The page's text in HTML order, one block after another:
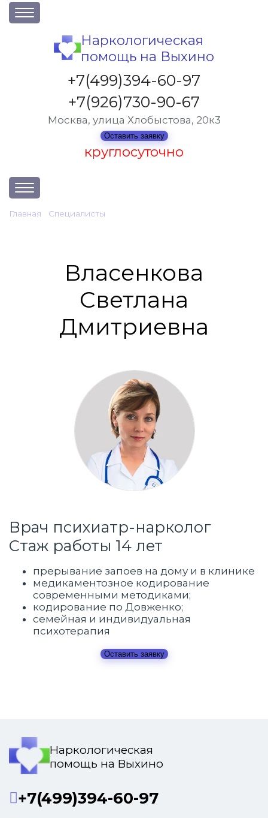
О клинике
Акции
Вакансии
Лицензии
Статьи
Наркологическая
помощь на Выхино
+7(499)394-60-97
+7(926)730-90-67
Москва, улица Хлобыстова, 20к3
Оставить заявку
круглосуточно
Услуги и стоимость
Главная Cпециалисты
Власенкова
Светлана
Дмитриевна
Врач психиатр-нарколог
Стаж работы 14 лет
прерывание запоев на дому и в клинике
медикаментозное кодирование
современными методиками;
кодирование по Довженко;
семейная и индивидуальная
психотерапия
Оставить заявку
Наркологическая
помощь на Выхино
+7(499)394-60-97